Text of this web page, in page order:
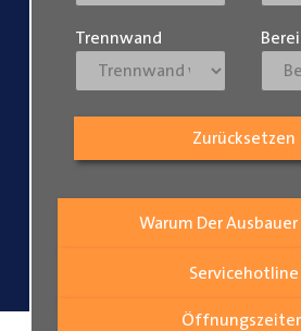
Warum Der
Servicehotline
Trennwand
Zurücksetzen